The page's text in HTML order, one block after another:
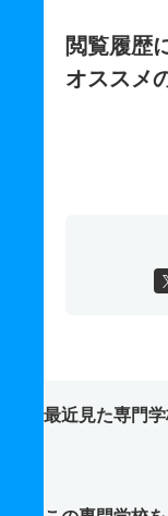
閲覧履歴
オススメ
最近見た専門